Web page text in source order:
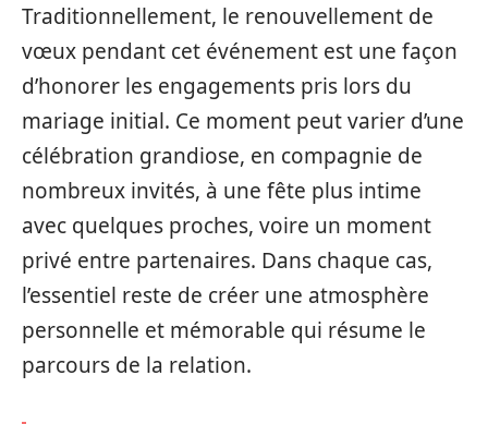
Traditionnellement, le renouvellement de
vœux pendant cet événement est une façon
d’honorer les engagements pris lors du
mariage initial. Ce moment peut varier d’une
célébration grandiose, en compagnie de
nombreux invités, à une fête plus intime
avec quelques proches, voire un moment
privé entre partenaires. Dans chaque cas,
l’essentiel reste de créer une atmosphère
personnelle et mémorable qui résume le
parcours de la relation.